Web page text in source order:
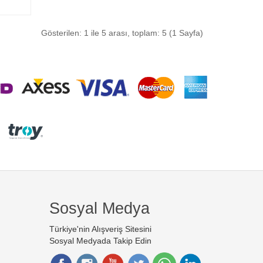
Gösterilen: 1 ile 5 arası, toplam: 5 (1 Sayfa)
Sosyal Medya
Türkiye'nin Alışveriş Sitesini
Sosyal Medyada Takip Edin